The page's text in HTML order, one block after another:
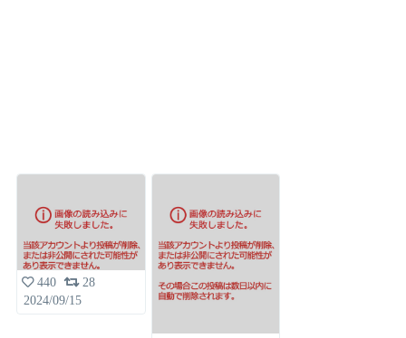
440
28
2024/09/15